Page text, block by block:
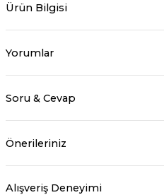
Ürün Bilgisi
Yorumlar
Soru & Cevap
Önerileriniz
Alışveriş Deneyimi